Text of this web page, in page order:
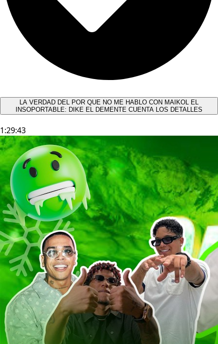
LA VERDAD DEL POR QUE NO ME HABLO CON MAIKOL EL
INSOPORTABLE: DIKE EL DEMENTE CUENTA LOS DETALLES
1:29:43